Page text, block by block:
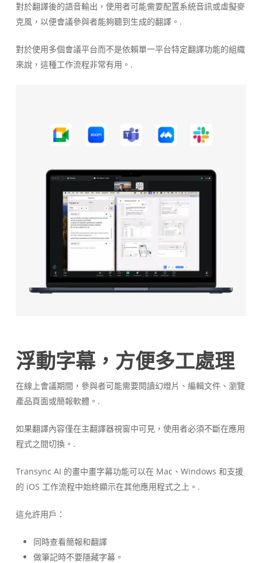
對於翻譯後的語音輸出，使用者可能需要配置系統音訊或虛擬麥
克風，以便會議參與者能夠聽到生成的翻譯。.
對於使用多個會議平台而不是依賴單一平台特定翻譯功能的組織
來說，這種工作流程非常有用。.
浮動字幕，方便多工處理
在線上會議期間，參與者可能需要閱讀幻燈片、編輯文件、瀏覽
產品頁面或簡報軟體。.
如果翻譯內容僅在主翻譯器視窗中可見，使用者必須不斷在應用
程式之間切換。.
Transync AI 的畫中畫字幕功能可以在 Mac、Windows 和支援
的 iOS 工作流程中始終顯示在其他應用程式之上。.
這允許用戶：
同時查看簡報和翻譯
做筆記時不要隱藏字幕。